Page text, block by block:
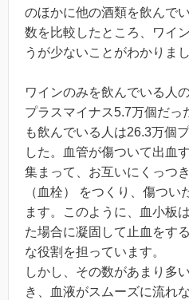
のほかに他の酒類を飲んで
数を比較したところ、ワイ
うが少ないことがわかりまし
ワインのみを飲んでいる人
プラスマイナス5.7万個だっ
も飲んでいる人は26.3万個
した。血管が傷ついて出血
集まって、お互いにくっつ
（血栓） をつくり、傷つ
ます。このように、血小板
た場合に凝固して止血をす
な役割を担っています。
しかし、その数があまり多
き、血液がスムーズに流れ